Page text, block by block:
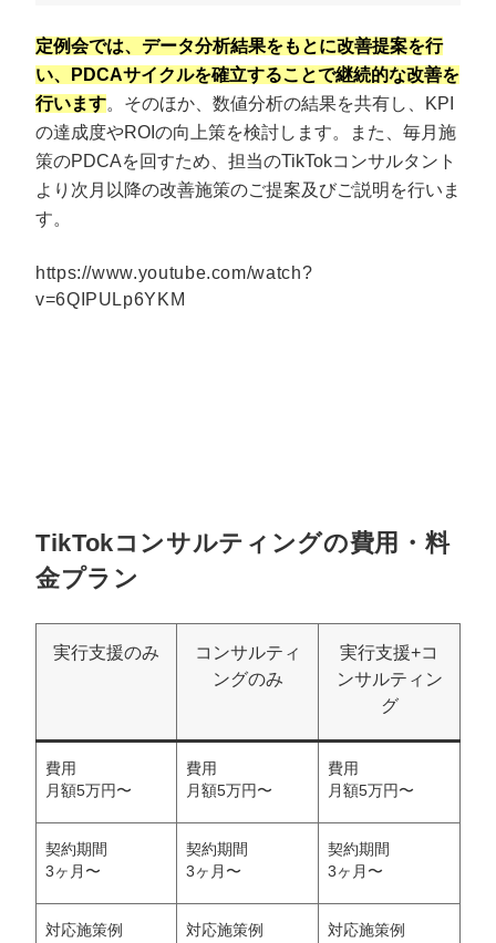
定例会では、データ分析結果をもとに改善提案を行
い、PDCAサイクルを確立することで継続的な改善を
行います。そのほか、数値分析の結果を共有し、KPI
の達成度やROIの向上策を検討します。また、毎月施
策のPDCAを回すため、担当のTikTokコンサルタント
より次月以降の改善施策のご提案及びご説明を行いま
す。
https://www.youtube.com/watch?
v=6QIPULp6YKM
TikTokコンサルティングの費用・料
金プラン
実行支援のみ
コンサルティ
ングのみ
実行支援+コ
ンサルティン
グ
費用
月額5万円〜
費用
月額5万円〜
費用
月額5万円〜
契約期間
3ヶ月〜
契約期間
3ヶ月〜
契約期間
3ヶ月〜
対応施策例
対応施策例
対応施策例